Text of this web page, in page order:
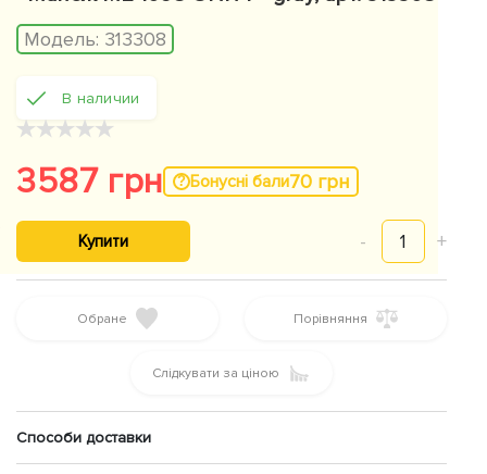
Модель: 313308
В наличии
★★★★★
3587 грн Бонусні бали70 грн
- 1 +
Купити
Обране Порівняння
Слідкувати за ціною
Способи доставки